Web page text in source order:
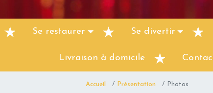
Se restaurer Se divertir
Livraison à domicile
Accueil Présentation Photos